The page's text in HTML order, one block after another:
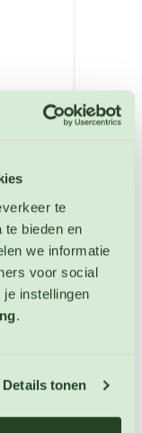
te
bieden en
we informatie
voor social
instellingen
.
Details tonen